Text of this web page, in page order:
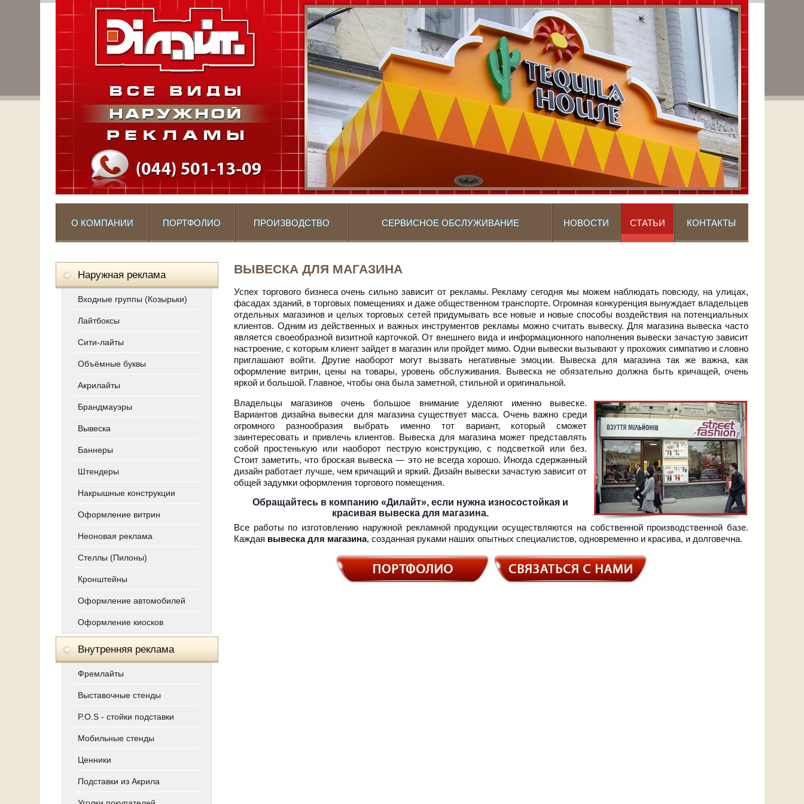
О КОМПАНИИ ПОРТФОЛИО ПРОИЗВОДСТВО СЕРВИСНОЕ ОБСЛУЖИВАНИЕ НОВОСТИ СТАТЬИ КОНТАКТЫ
Наружная реклама
Входные группы (Козырьки)
Лайтбоксы
Сити-лайты
Объёмные буквы
Акрилайты
Брандмауэры
Вывеска
Баннеры
Штендеры
Накрышные конструкции
Оформление витрин
Неоновая реклама
Стеллы (Пилоны)
Кронштейны
Оформление автомобилей
Оформление киосков
Внутренняя реклама
Фремлайты
Выставочные стенды
P.O.S - стойки подставки
Мобильные стенды
Ценники
Подставки из Акрила
ВЫВЕСКА ДЛЯ МАГАЗИНА
Успех торгового бизнеса очень сильно зависит от рекламы. Рекламу сегодня мы можем наблюдать повсюду, на улицах,
фасадах зданий, в торговых помещениях и даже общественном транспорте. Огромная конкуренция вынуждает владельцев
отдельных магазинов и целых торговых сетей придумывать все новые и новые способы воздействия на потенциальных
клиентов. Одним из действенных и важных инструментов рекламы можно считать вывеску. Для магазина вывеска часто
является своеобразной визитной карточкой. От внешнего вида и информационного наполнения вывески зачастую зависит
настроение, с которым клиент зайдет в магазин или пройдет мимо. Одни вывески вызывают у прохожих симпатию и словно
приглашают войти. Другие наоборот могут вызвать негативные эмоции. Вывеска для магазина так же важна, как
оформление витрин, цены на товары, уровень обслуживания. Вывеска не обязательно должна быть кричащей, очень
яркой и большой. Главное, чтобы она была заметной, стильной и оригинальной.
Владельцы магазинов очень большое внимание уделяют именно вывеске.
Вариантов дизайна вывески для магазина существует масса. Очень важно среди
огромного разнообразия выбрать именно тот вариант, который сможет
заинтересовать и привлечь клиентов. Вывеска для магазина может представлять
собой простенькую или наоборот пеструю конструкцию, с подсветкой или без.
Стоит заметить, что броская вывеска — это не всегда хорошо. Иногда сдержанный
дизайн работает лучше, чем кричащий и яркий. Дизайн вывески зачастую зависит от
общей задумки оформления торгового помещения.
Обращайтесь в компанию «Дилайт», если нужна износостойкая и
красивая вывеска для магазина.
Все работы по изготовлению наружной рекламной продукции осуществляются на собственной производственной базе.
Каждая вывеска для магазина, созданная руками наших опытных специалистов, одновременно и красива, и долговечна.